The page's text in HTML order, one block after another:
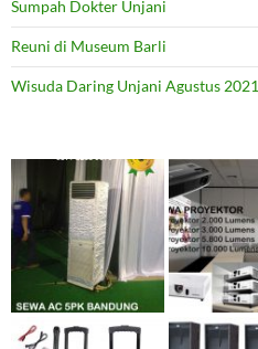
Sumpah Dokter Unjani
Reuni di Museum Barli
Wisuda Daring Unjani Agustus 2021